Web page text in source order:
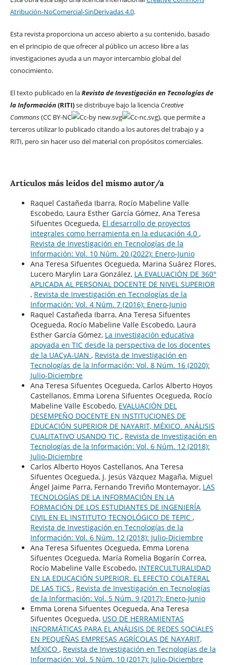
Atribución-NoComercial-SinDerivadas 4.0.
Esta revista proporciona un acceso abierto a su contenido, basado
en el principio de que ofrecer al público un acceso libre a las
investigaciones ayuda a un mayor intercambio global del
conocimiento.
El texto publicado en laRevista de Investigación en Tecnologías de
la Información(RITI)se distribuye bajo la licencia Creative
Commons(CC BY-NC
), que permite a
terceros utilizar lo publicado citando a los autores del trabajo y a
RITI, pero sin hacer uso del material con propósitos comerciales.
Artículos más leídos del mismo autor/a
Raquel Castañeda Ibarra, Rocío Mabeline Valle
Escobedo, Laura Esther García Gómez, Ana Teresa
Sifuentes Ocegueda, El desarrollo de proyectos
integrales como herramienta en la educación 4.0 ,
Revista de Investigación en Tecnologías de la
Información: Vol. 10 Núm. 20 (2022): Enero-Junio
Ana Teresa Sifuentes Ocegueda, Marina Suárez Flores,
Lucero Marylin Lara González, LA EVALUACIÓN DE 360°
APLICADA AL PERSONAL DOCENTE DE NIVEL SUPERIOR
, Revista de Investigación en Tecnologías de la
Información: Vol. 4 Núm. 7 (2016): Enero-Junio
Raquel Castañeda Ibarra, Ana Teresa Sifuentes
Ocegueda, Rocío Mabeline Valle Escobedo, Laura
Esther García Gómez, La investigación educativa
apoyada en TIC desde la perspectiva de los docentes
de la UACyA-UAN , Revista de Investigación en
Tecnologías de la Información: Vol. 8 Núm. 16 (2020):
Julio-Diciembre
Ana Teresa Sifuentes Ocegueda, Carlos Alberto Hoyos
Castellanos, Emma Lorena Sifuentes Ocegueda, Rocío
Mabeline Valle Escobedo, EVALUACIÓN DEL
DESEMPEÑO DOCENTE EN INSTITUCIONES DE
EDUCACIÓN SUPERIOR DE NAYARIT, MÉXICO. ANÁLISIS
CUALITATIVO USANDO TIC , Revista de Investigación en
Tecnologías de la Información: Vol. 6 Núm. 12 (2018):
Julio-Diciembre
Carlos Alberto Hoyos Castellanos, Ana Teresa
Sifuentes Ocegueda, J. Jesús Vázquez Magaña, Miguel
Ángel Jaime Parra, Fernando Treviño Montemayor, LAS
TECNOLOGÍAS DE LA INFORMACIÓN EN LA
FORMACIÓN DE LOS ESTUDIANTES DE INGENIERÍA
CIVIL EN EL INSTITUTO TECNOLÓGICO DE TEPIC ,
Revista de Investigación en Tecnologías de la
Información: Vol. 6 Núm. 12 (2018): Julio-Diciembre
Ana Teresa Sifuentes Ocegueda, Emma Lorena
Sifuentes Ocegueda, María Romelia Bogarín Correa,
Rocío Mabeline Valle Escobedo, INTERCULTURALIDAD
EN LA EDUCACIÓN SUPERIOR. EL EFECTO COLATERAL
DE LAS TICS , Revista de Investigación en Tecnologías
de la Información: Vol. 5 Núm. 9 (2017): Enero-Junio
Emma Lorena Sifuentes Ocegueda, Ana Teresa
Sifuentes Ocegueda, USO DE HERRAMIENTAS
INFORMÁTICAS PARA EL ANÁLISIS DE REDES SOCIALES
EN PEQUEÑAS EMPRESAS AGRÍCOLAS DE NAYARIT,
MÉXICO , Revista de Investigación en Tecnologías de la
Información: Vol. 5 Núm. 10 (2017): Julio-Diciembre